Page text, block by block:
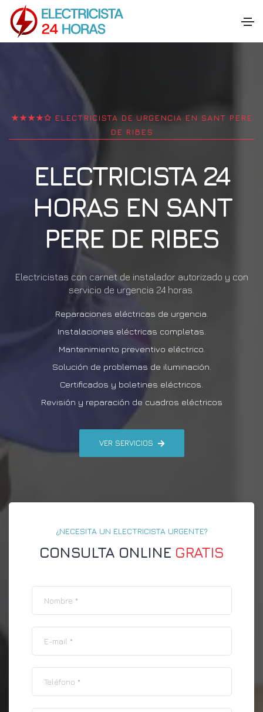
★★★★✩ ELECTRICISTA DE URGENCIA EN SANT PERE
DE RIBES
ELECTRICISTA 24
HORAS EN SANT
PERE DE RIBES
Electricistas con carnet de instalador autorizado y con
servicio de urgencia 24 horas.
Reparaciones eléctricas de urgencia.
Instalaciones eléctricas completas.
Mantenimiento preventivo eléctrico.
Solución de problemas de iluminación.
Certificados y boletines eléctricos.
Revisión y reparación de cuadros eléctricos
VER SERVICIOS
¿NECESITA UN ELECTRICISTA URGENTE?
CONSULTA ONLINE GRATIS